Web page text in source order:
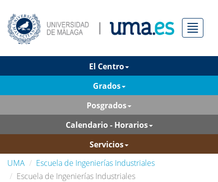
Menú
El Centro
Grados
Posgrados
Calendario - Horarios
Servicios
UMA
Escuela de Ingenierías Industriales
Escuela de Ingenierías Industriales